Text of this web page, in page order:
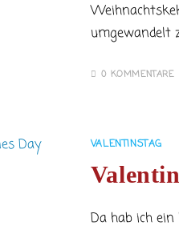
umgewandelt
0 KOMMENTARE
VALENTINSTAG
Da hab ich